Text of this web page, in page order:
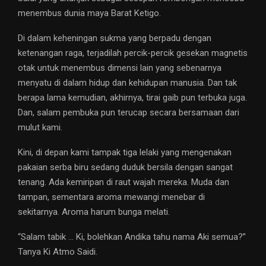
menembus dunia maya Barat Ketigo.
Di dalam keheningan sukma yang berpadu dengan
ketenangan raga, terjadilah percik-percik gesekan magnetis
otak untuk menembus dimensi lain yang sebenarnya
menyatu di dalam hidup dan kehidupan manusia. Dan tak
berapa lama kemudian, akhirnya, tirai gaib pun terbuka juga.
Dan, salam pembuka pun terucap secara bersamaan dari
mulut kami.
Kini, di depan kami tampak tiga lelaki yang mengenakan
pakaian serba biru sedang duduk bersila dengan sangat
tenang. Ada kemiripan di raut wajah mereka. Muda dan
tampan, sementara aroma mewangi menebar di
sekitarnya. Aroma harum bunga melati.
“Salam tabik … Ki, bolehkan Andika tahu nama Aki semua?”
Tanya Ki Atmo Saidi.